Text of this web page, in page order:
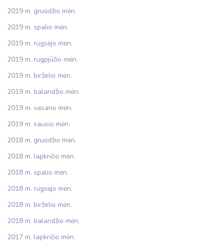
2019 m. gruodžio mėn.
2019 m. spalio mėn.
2019 m. rugsėjo mėn.
2019 m. rugpjūčio mėn.
2019 m. birželio mėn.
2019 m. balandžio mėn.
2019 m. vasario mėn.
2019 m. sausio mėn.
2018 m. gruodžio mėn.
2018 m. lapkričio mėn.
2018 m. spalio mėn.
2018 m. rugsėjo mėn.
2018 m. birželio mėn.
2018 m. balandžio mėn.
2017 m. lapkričio mėn.